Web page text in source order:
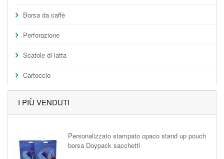
Borsa da caffè
Perforazione
Scatole di latta
Cartoccio
I PIÙ VENDUTI
Personalizzato stampato opaco stand up pouch
borsa Doypack sacchetti